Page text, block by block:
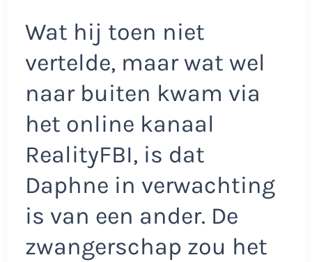
Wat hij toen niet
vertelde, maar wat wel
naar buiten kwam via
het online kanaal
RealityFBI, is dat
Daphne in verwachting
is van een ander. De
zwangerschap zou het